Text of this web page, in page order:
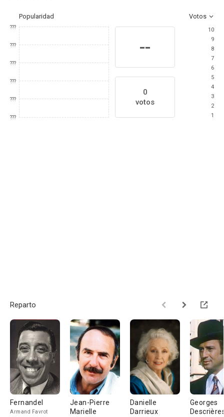
Popularidad Votos
???
???
???
???
???
???
--
0
votos
10
9
8
7
6
5
4
3
2
1
Reparto
Fernandel
Armand Favrot
Jean-Pierre
Marielle
Danielle
Darrieux
Georges